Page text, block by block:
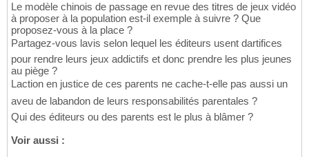
Le modèle chinois de passage en revue des titres de jeux vidéo
à proposer à la population est-il exemple à suivre ? Que
proposez-vous à la place ?
Partagez-vous lavis selon lequel les éditeurs usent dartifices
pour rendre leurs jeux addictifs et donc prendre les plus jeunes
au piège ?
Laction en justice de ces parents ne cache-t-elle pas aussi un
aveu de labandon de leurs responsabilités parentales ?
Qui des éditeurs ou des parents est le plus à blâmer ?
Voir aussi :